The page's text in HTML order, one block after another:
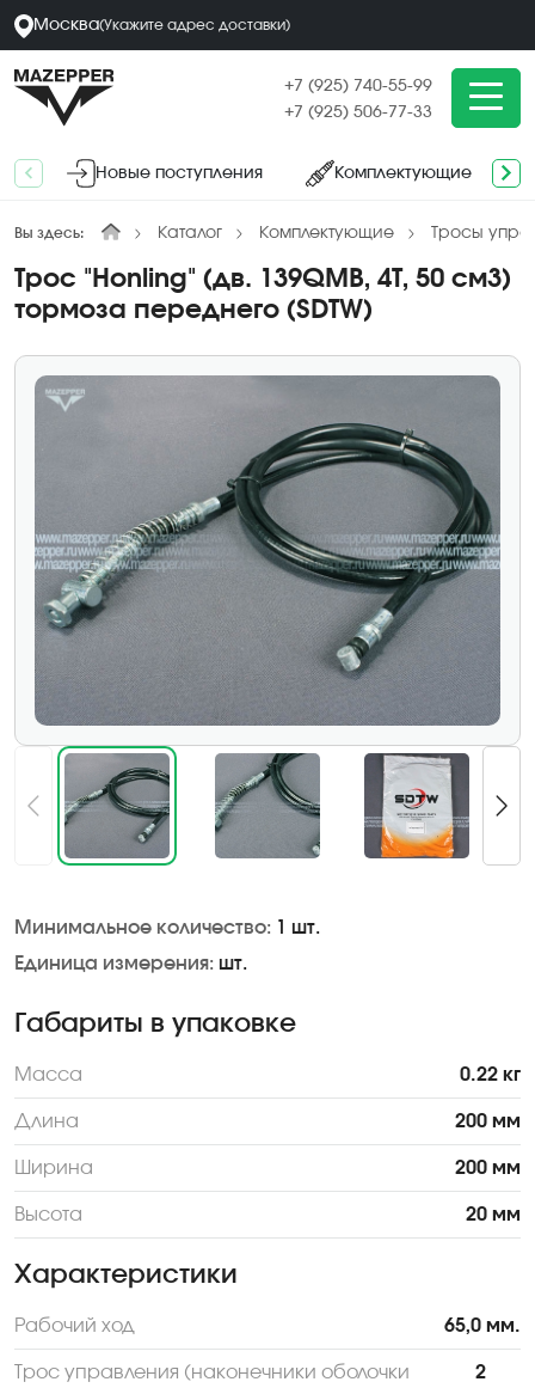
Москва(Укажите адрес доставки)
+7 (925) 740-55-99
+7 (925) 506-77-33
Новые поступления Комплектующие
Вы здесь: Каталог Комплектующие Тросы
Трос "Honling" (дв. 139QMB, 4Т, 50 см3)
тормоза переднего (SDTW)
Минимальное количество: 1 шт.
Единица измерения: шт.
Габариты в упаковке
Масса 0.22 кг
Длина 200 мм
Ширина 200 мм
Высота 20 мм
Характеристики
Рабочий ход 65,0 мм.
Трос управления (наконечники оболочки
2